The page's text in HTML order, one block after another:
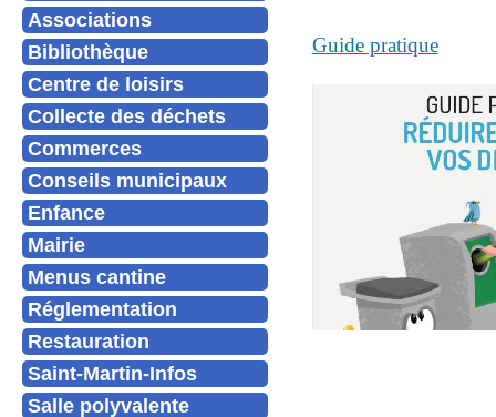
Associations
Bibliothèque
Centre de loisirs
Collecte des déchets
Commerces
Conseils municipaux
Enfance
Mairie
Menus cantine
Réglementation
Restauration
Saint-Martin-Infos
Salle polyvalente
Guide pratique